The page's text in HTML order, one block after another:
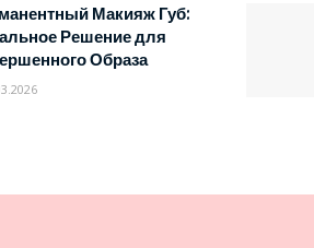
Макияж Губ:
Решение для
Образа